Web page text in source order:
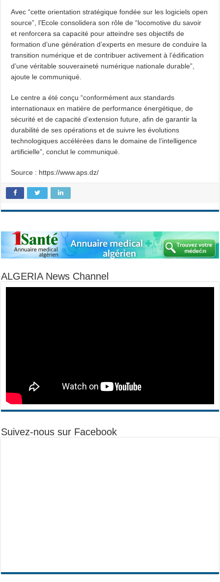
Avec “cette orientation stratégique fondée sur les logiciels open
source”, l’Ecole consolidera son rôle de “locomotive du savoir
et renforcera sa capacité pour atteindre ses objectifs de
formation d’une génération d’experts en mesure de conduire la
transition numérique et de contribuer activement à l’édification
d’une véritable souveraineté numérique nationale durable”,
ajoute le communiqué.
Le centre a été conçu “conformément aux standards
internationaux en matière de performance énergétique, de
sécurité et de capacité d’extension future, afin de garantir la
durabilité de ses opérations et de suivre les évolutions
technologiques accélérées dans le domaine de l’intelligence
artificielle”, conclut le communiqué.
Source : https://www.aps.dz/
ALGERIA News Channel
Suivez-nous sur Facebook